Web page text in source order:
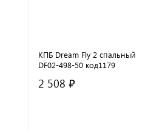
КПБ Dream Fly 2 спальный
DF02-498-50 код1179
2 508 ₽